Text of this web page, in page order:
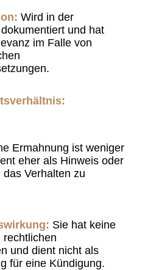
Wird in der
und hat
im Falle von
Ermahnung ist weniger
eher als Hinweis oder
Verhalten zu
Sie hat keine
rechtlichen
und dient nicht als
für eine Kündigung.